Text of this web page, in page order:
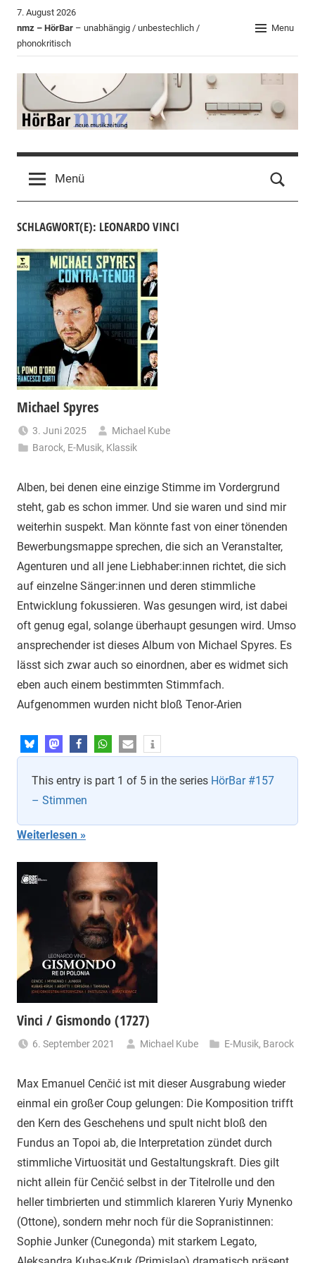
Zum
Inhalt
springen
7. August 2026
nmz – HörBar – unabhängig / unbestechlich /
phonokritisch
Menu
HörBar
der
nmz
Menü
SCHLAGWORT(E): LEONARDO VINCI
Michael Spyres
3. Juni 2025
Michael Kube
Barock, E-Musik, Klassik
Alben, bei denen eine einzige Stimme im Vordergrund
steht, gab es schon immer. Und sie waren und sind mir
weiterhin suspekt. Man könnte fast von einer tönenden
Bewerbungsmappe sprechen, die sich an Veranstalter,
Agenturen und all jene Liebhaber:innen richtet, die sich
auf einzelne Sänger:innen und deren stimmliche
Entwicklung fokussieren. Was gesungen wird, ist dabei
oft genug egal, solange überhaupt gesungen wird. Umso
ansprechender ist dieses Album von Michael Spyres. Es
lässt sich zwar auch so einordnen, aber es widmet sich
eben auch einem bestimmten Stimmfach.
Aufgenommen wurden nicht bloß Tenor-Arien
This entry is part 1 of 5 in the series HörBar #157
– Stimmen
Weiterlesen
Vinci / Gismondo (1727)
6. September 2021 Michael Kube E-Musik, Barock
Max Emanuel Cenčić ist mit dieser Ausgrabung wieder
einmal ein großer Coup gelungen: Die Komposition trifft
den Kern des Geschehens und spult nicht bloß den
Fundus an Topoi ab, die Interpretation zündet durch
stimmliche Virtuosität und Gestaltungskraft. Dies gilt
nicht allein für Cenčić selbst in der Titelrolle und den
heller timbrierten und stimmlich klareren Yuriy Mynenko
(Ottone), sondern mehr noch für die Sopranistinnen:
Sophie Junker (Cunegonda) mit starkem Legato,